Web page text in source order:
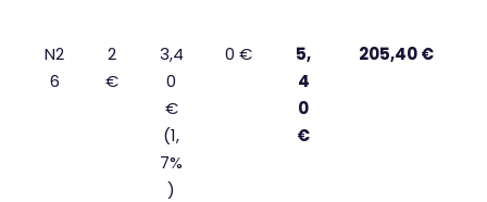
N2
6
2
€
3,4
0
€
(1,
7%
)
0 €
5,
4
0
€
205,40 €